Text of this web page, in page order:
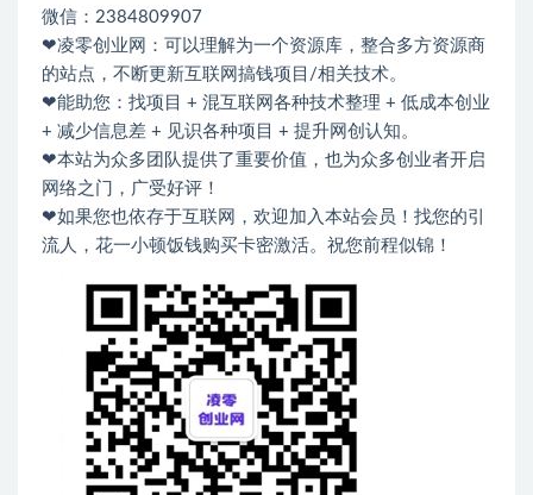
微信：2384809907
❤凌零创业网：可以理解为一个资源库，整合多方资源商
的站点，不断更新互联网搞钱项目/相关技术。
❤能助您：找项目 + 混互联网各种技术整理 + 低成本创业
+ 减少信息差 + 见识各种项目 + 提升网创认知。
❤本站为众多团队提供了重要价值，也为众多创业者开启
网络之门，广受好评！
❤如果您也依存于互联网，欢迎加入本站会员！找您的引
流人，花一小顿饭钱购买卡密激活。祝您前程似锦！